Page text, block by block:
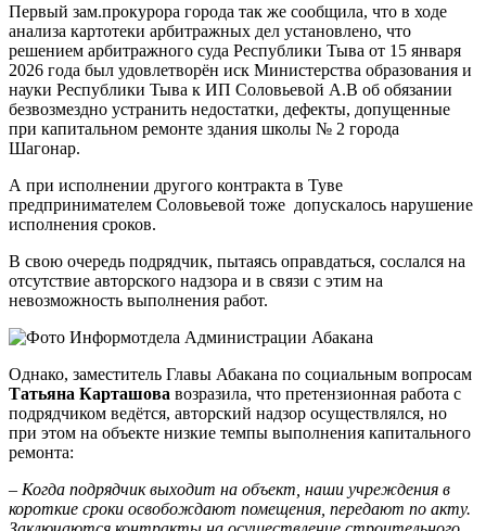
Первый зам.прокурора города так же сообщила, что в ходе
анализа картотеки арбитражных дел установлено, что
решением арбитражного суда Республики Тыва от 15 января
2026 года был удовлетворён иск Министерства образования и
науки Республики Тыва к ИП Соловьевой А.В об обязании
безвозмездно устранить недостатки, дефекты, допущенные
при капитальном ремонте здания школы № 2 города
Шагонар.
А при исполнении другого контракта в Туве
предпринимателем Соловьевой тоже допускалось нарушение
исполнения сроков.
В свою очередь подрядчик, пытаясь оправдаться, сослался на
отсутствие авторского надзора и в связи с этим на
невозможность выполнения работ.
Однако, заместитель Главы Абакана по социальным вопросам
Татьяна Карташова возразила, что претензионная работа с
подрядчиком ведётся, авторский надзор осуществлялся, но
при этом на объекте низкие темпы выполнения капитального
ремонта:
– Когда подрядчик выходит на объект, наши учреждения в
короткие сроки освобождают помещения, передают по акту.